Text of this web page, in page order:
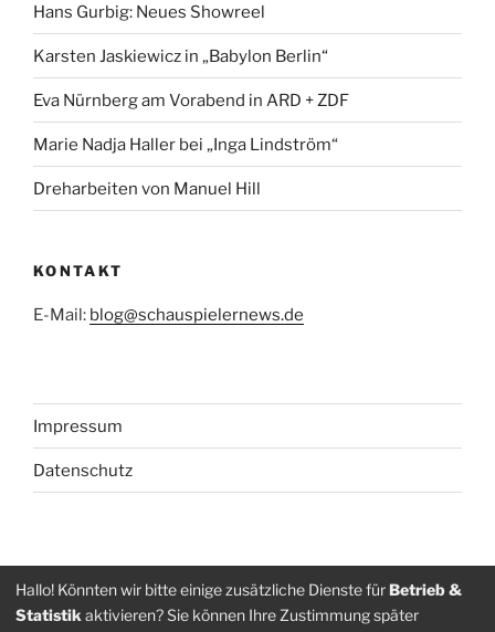
Hans Gurbig: Neues Showreel
Karsten Jaskiewicz in „Babylon Berlin“
Eva Nürnberg am Vorabend in ARD + ZDF
Marie Nadja Haller bei „Inga Lindström“
Dreharbeiten von Manuel Hill
KONTAKT
E-Mail: blog@schauspielernews.de
Impressum
Datenschutz
Folge
uns
Folge
uns
Hallo! Könnten wir bitte einige zusätzliche Dienste fürBetrieb &
Statistik aktivieren? Sie können Ihre Zustimmung später